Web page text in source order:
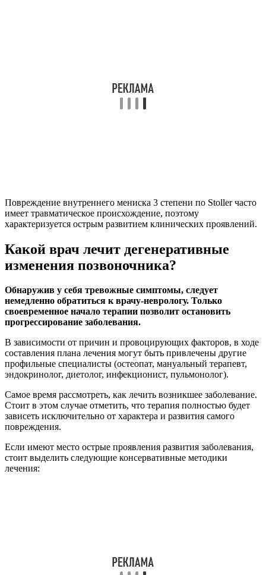
Повреждение внутреннего мениска 3 степени по Stoller часто
имеет травматическое происхождение, поэтому
характеризуется острым развитием клинических проявлений.
Какой врач лечит дегенеративные
изменения позвоночника?
Обнаружив у себя тревожные симптомы, следует
немедленно обратиться к врачу-неврологу. Только
своевременное начало терапии позволит остановить
прогрессирование заболевания.
В зависимости от причин и провоцирующих факторов, в ходе
составления плана лечения могут быть привлечены другие
профильные специалисты (остеопат, мануальный терапевт,
эндокринолог, диетолог, инфекционист, пульмонолог).
Самое время рассмотреть, как лечить возникшее заболевание.
Стоит в этом случае отметить, что терапия полностью будет
зависеть исключительно от характера и развития самого
повреждения.
Если имеют место острые проявления развития заболевания,
стоит выделить следующие консервативные методики
лечения: